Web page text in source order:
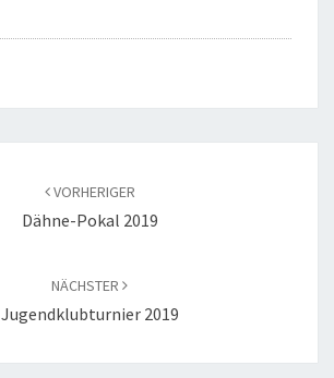
VORHERIGER
Dähne-Pokal 2019
NÄCHSTER
Jugendklubturnier 2019